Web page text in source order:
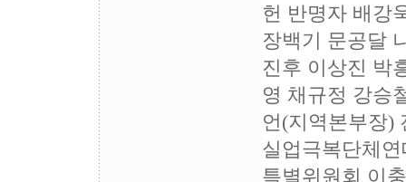
헌 반명자 배강
장백기 문공달
진후 이상진 박
영 채규정 강승
언(지역본부장)
실업극복단체
특별위원회 이